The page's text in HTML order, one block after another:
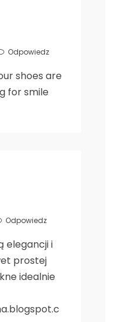
Odpowiedz
shoes are
for smile
Odpowiedz
elegancji i
prostej
idealnie